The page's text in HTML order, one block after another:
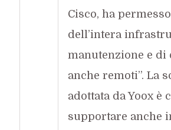
Cisco, ha
dell’intera
manutenzione e
anche remoti”. La
adottata da Yoox
supportare anche